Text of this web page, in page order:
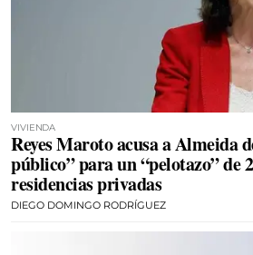
VIVIENDA
Reyes Maroto acusa a Almeida
público” para un “pelotazo” de
residencias privadas
DIEGO DOMINGO RODRÍGUEZ